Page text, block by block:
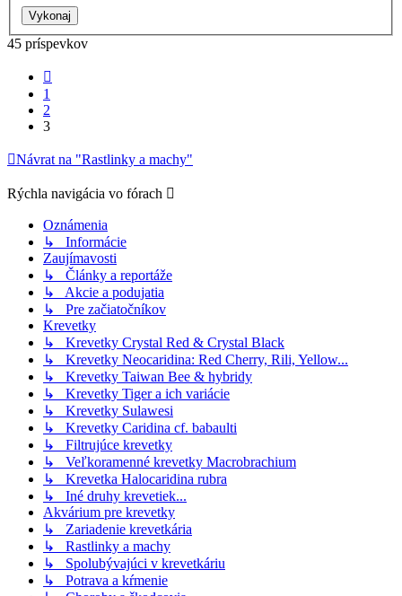
45 príspevkov
1
2
3
Návrat na "Rastlinky a machy"
Rýchla navigácia vo fórach
Oznámenia
↳ Informácie
Zaujímavosti
↳ Články a reportáže
↳ Akcie a podujatia
↳ Pre začiatočníkov
Krevetky
↳ Krevetky Crystal Red & Crystal Black
↳ Krevetky Neocaridina: Red Cherry, Rili, Yellow...
↳ Krevetky Taiwan Bee & hybridy
↳ Krevetky Tiger a ich variácie
↳ Krevetky Sulawesi
↳ Krevetky Caridina cf. babaulti
↳ Filtrujúce krevetky
↳ Veľkoramenné krevetky Macrobrachium
↳ Krevetka Halocaridina rubra
↳ Iné druhy krevetiek...
Akvárium pre krevetky
↳ Zariadenie krevetkária
↳ Rastlinky a machy
↳ Spolubývajúci v krevetkáriu
↳ Potrava a kŕmenie